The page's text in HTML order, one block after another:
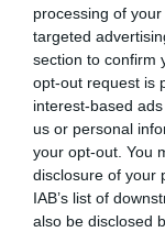
processing of
targeted
section to confirm
opt-out request is
interest-based
us or personal
your opt-out. You
disclosure of your
IAB’s list of
also be disclosed
Részvételi
határideje,
Szeretettel